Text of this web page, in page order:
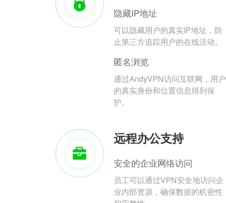
隐藏IP地址
可以隐藏用户的真实IP地址，防
止第三方追踪用户的在线活动。
匿名浏览
通过AndyVPN访问互联网，用户
的真实身份和位置信息得到保
护。
远程办公支持
安全的企业网络访问
员工可以通过VPN安全地访问企
业内部资源，确保数据的机密性